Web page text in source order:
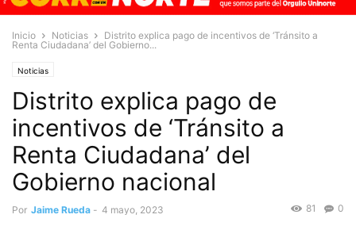
Inicio Noticias
Distrito explica pago de incentivos de ‘Tránsito a
Renta Ciudadana’ del Gobierno...
Noticias
Distrito explica pago de
incentivos de ‘Tránsito a
Renta Ciudadana’ del
Gobierno nacional
Por Jaime Rueda - 4 mayo, 2023 0
81